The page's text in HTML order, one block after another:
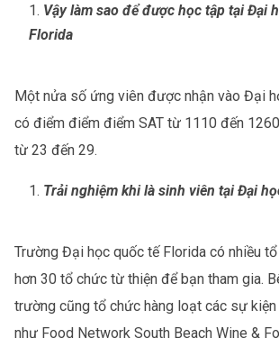
Vậy làm sao để được học tập tại Đại
Florida
Một nửa số ứng viên được nhận vào Đại
có điểm điểm điểm SAT từ 1110 đến
từ 23 đến 29.
Trải nghiệm khi là sinh viên tại Đại
Trường Đại học quốc tế Florida có nhiều
hơn 30 tổ chức từ thiện để bạn tham gia.
trường cũng tổ chức hàng loạt các sự
như Food Network South Beach Wine &